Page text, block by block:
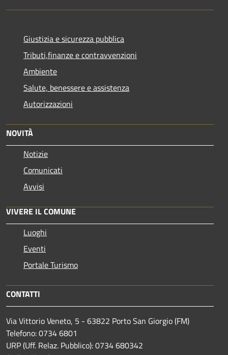
Giustizia e sicurezza pubblica
Tributi,finanze e contravvenzioni
Ambiente
Salute, benessere e assistenza
Autorizzazioni
NOVITÀ
Notizie
Comunicati
Avvisi
VIVERE IL COMUNE
Luoghi
Eventi
Portale Turismo
CONTATTI
Via Vittorio Veneto, 5 - 63822 Porto San Giorgio (FM)
Telefono: 0734 6801
URP (Uff. Relaz. Pubblico): 0734 680342